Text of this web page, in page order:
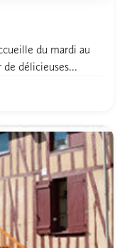
du mardi au
de délicieuses...